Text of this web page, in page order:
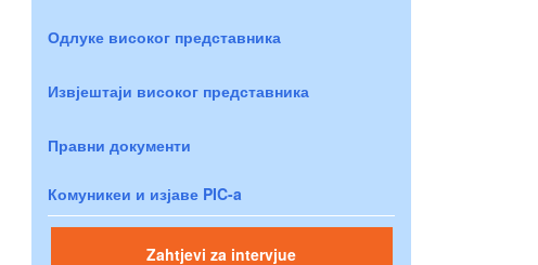
Одлуке високог представника
Извјештаји високог представника
Правни документи
Комуникеи и изјаве PIC-a
Zahtjevi za intervjue